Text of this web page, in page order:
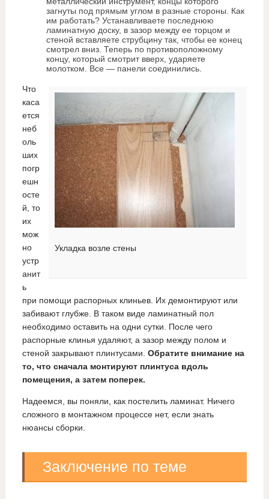
загнуты под прямым углом в разные стороны. Как
им работать? Устанавливаете последнюю
ламинатную доску, в зазор между ее торцом и
стеной вставляете струбцину так, чтобы ее конец
смотрел вниз. Теперь по противоположному
концу, который смотрит вверх, ударяете
молотком. Все — панели соединились.
Укладка возле стены
Что
каса
ется
неб
оль
ших
погр
ешн
осте
й, то
их
мож
но
устр
анит
ь
при помощи распорных клиньев. Их демонтируют или
забивают глубже. В таком виде ламинатный пол
необходимо оставить на одни сутки. После чего
распорные клинья удаляют, а зазор между полом и
стеной закрывают плинтусами. Обратите внимание на
то, что сначала монтируют плинтуса вдоль
помещения, а затем поперек.
Надеемся, вы поняли, как постелить ламинат. Ничего
сложного в монтажном процессе нет, если знать
нюансы сборки.
Заключение по теме